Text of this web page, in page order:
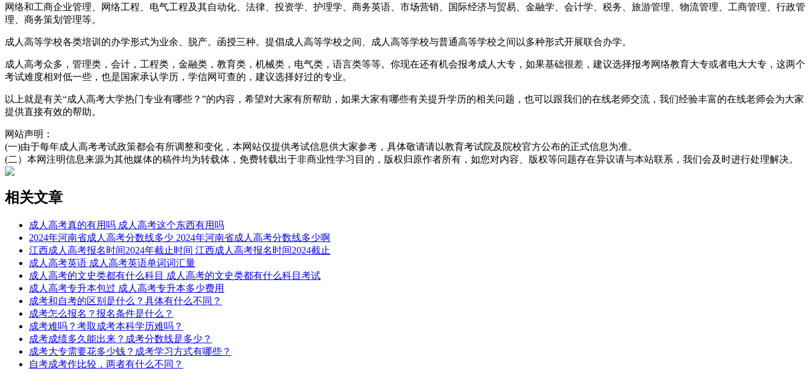
网络和工商企业管理、网络工程、电气工程及其自动化、法律、投资学、护理学、商务英语、市场营销、国际经济与贸易、金融学、会计学、税务、旅游管理、物流管理、工商管理、行政管
理、商务策划管理等。
成人高等学校各类培训的办学形式为业余、脱产。函授三种。提倡成人高等学校之间、成人高等学校与普通高等学校之间以多种形式开展联合办学。
成人高考众多，管理类，会计，工程类，金融类，教育类，机械类，电气类，语言类等等。你现在还有机会报考成人大专，如果基础很差，建议选择报考网络教育大专或者电大大专，这两个
考试难度相对低一些，也是国家承认学历，学信网可查的，建议选择好过的专业。
以上就是有关“成人高考大学热门专业有哪些？”的内容，希望对大家有所帮助，如果大家有哪些有关提升学历的相关问题，也可以跟我们的在线老师交流，我们经验丰富的在线老师会为大家
提供直接有效的帮助。
网站声明：
(一)由于每年成人高考考试政策都会有所调整和变化，本网站仅提供考试信息供大家参考，具体敬请请以教育考试院及院校官方公布的正式信息为准。
(二）本网注明信息来源为其他媒体的稿件均为转载体，免费转载出于非商业性学习目的，版权归原作者所有，如您对内容、版权等问题存在异议请与本站联系，我们会及时进行处理解决。
相关文章
成人高考真的有用吗 成人高考这个东西有用吗
2024年河南省成人高考分数线多少 2024年河南省成人高考分数线多少啊
江西成人高考报名时间2024年截止时间 江西成人高考报名时间2024截止
成人高考英语 成人高考英语单词词汇量
成人高考的文史类都有什么科目 成人高考的文史类都有什么科目考试
成人高考专升本包过 成人高考专升本多少费用
成考和自考的区别是什么？具体有什么不同？
成考怎么报名？报名条件是什么？
成考难吗？考取成考本科学历难吗？
成考成绩多久能出来？成考分数线是多少？
成考大专需要花多少钱？成考学习方式有哪些？
自考成考作比较，两者有什么不同？